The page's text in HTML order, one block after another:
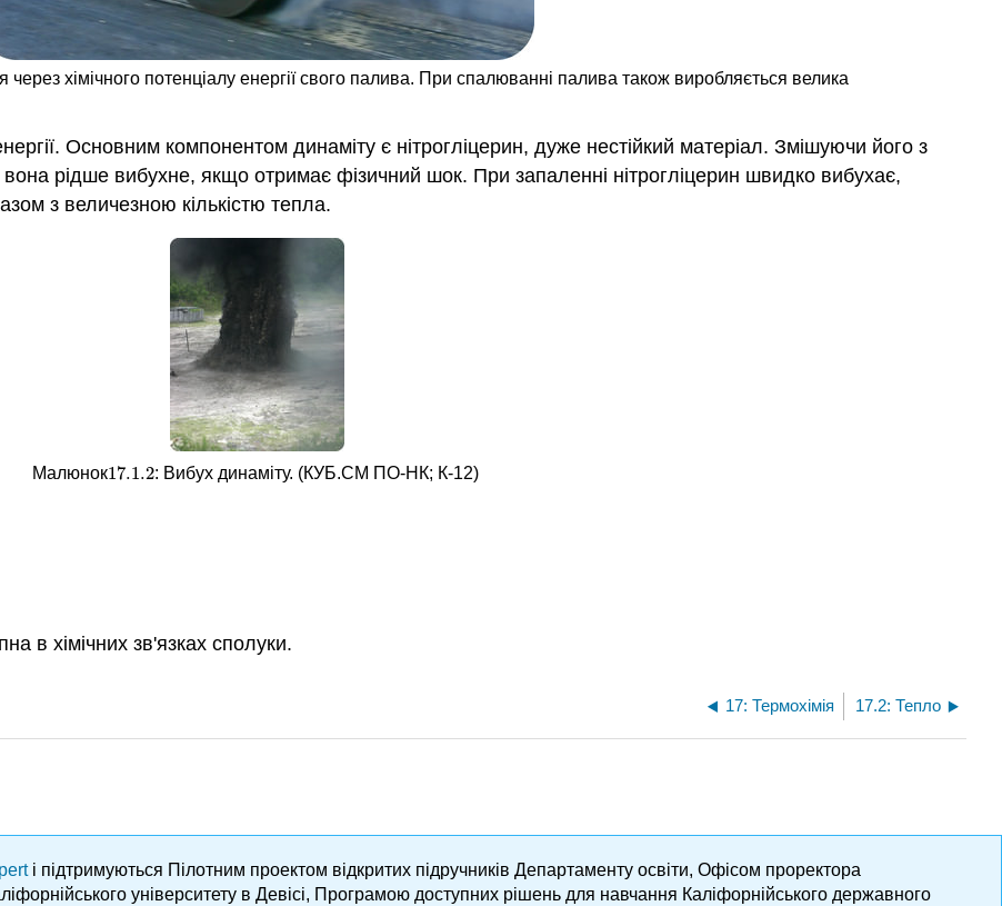
хімічного потенціалу енергії свого палива. При спалюванні палива також виробляється велика
Основним компонентом динаміту є нітрогліцерин, дуже нестійкий матеріал. Змішуючи його з
вона рідше вибухне, якщо отримає фізичний шок. При запаленні нітрогліцерин швидко вибухає,
з величезною кількістю тепла.
Малюнок17.1.2
17.1.2: Вибух динаміту. (КУБ.СМ ПО-НК; К-12)
в хімічних зв'язках сполуки.
17: Термохімія 17.2: Тепло
і підтримуються Пілотним проектом відкритих підручників Департаменту освіти, Офісом проректора
університету в Девісі, Програмою доступних рішень для навчання Каліфорнійського державного